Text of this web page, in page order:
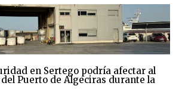
en Sertego podría afectar al
Puerto de Algeciras durante la